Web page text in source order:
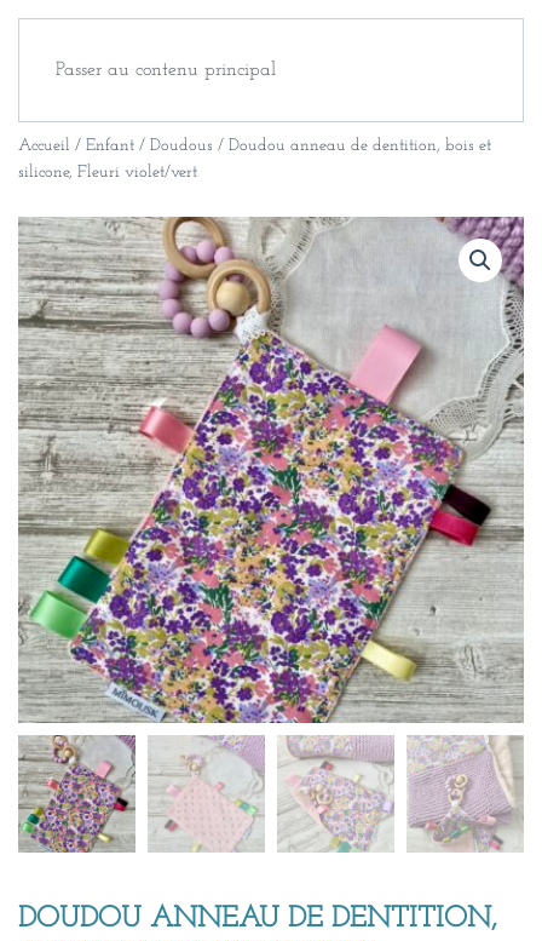
Passer au contenu principal
Accueil / Enfant / Doudous / Doudou anneau de dentition, bois et
silicone, Fleuri violet/vert
DOUDOU ANNEAU DE DENTITION,